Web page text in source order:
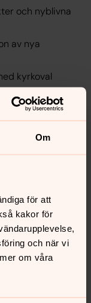
Om
för att
kakor för
och när vi
om våra
och nyblivna
av nya
kyrkoval
inkluderar lunch
internatavgift